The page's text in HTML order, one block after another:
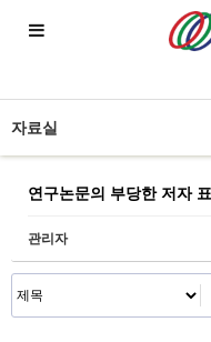
자료실
연구논문의 부당한 저자
관리자